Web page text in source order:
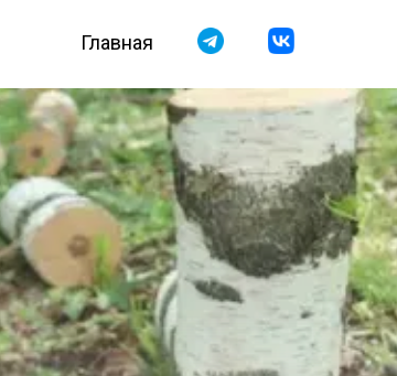
Главная